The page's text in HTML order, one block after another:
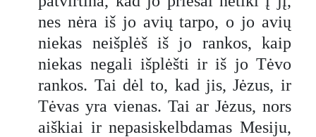
nes nėra iš jo avių tarpo, o jo avių
niekas neišplėš iš jo rankos, kaip
niekas negali išplėšti ir iš jo Tėvo
rankos. Tai dėl to, kad jis, Jėzus, ir
Tėvas yra vienas. Tai ar Jėzus, nors
aiškiai ir nepasiskelbdamas Mesiju,